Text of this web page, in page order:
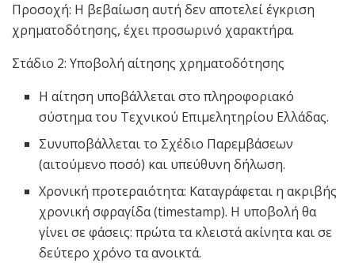
Προσοχή: Η βεβαίωση αυτή δεν αποτελεί έγκριση
χρηματοδότησης, έχει προσωρινό χαρακτήρα.
Στάδιο 2: Υποβολή αίτησης χρηματοδότησης
Η αίτηση υποβάλλεται στο πληροφοριακό
σύστημα του Τεχνικού Επιμελητηρίου Ελλάδας.
Συνυποβάλλεται το Σχέδιο Παρεμβάσεων
(αιτούμενο ποσό) και υπεύθυνη δήλωση.
Χρονική προτεραιότητα: Καταγράφεται η ακριβής
χρονική σφραγίδα (timestamp). Η υποβολή θα
γίνει σε φάσεις: πρώτα τα κλειστά ακίνητα και σε
δεύτερο χρόνο τα ανοικτά.